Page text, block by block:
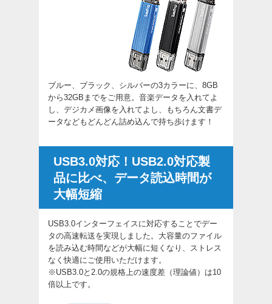
ブルー、ブラック、シルバーの3カラーに、8GB
から32GBまでをご用意。音楽データを入れてよ
し、デジカメ画像を入れてよし、もちろん文書デ
ータなどもどんどん詰め込んで持ち歩けます！
USB3.0対応！USB2.0対応製
品に比べ、データ読込時間が
大幅短縮
USB3.0インターフェイスに対応することでデー
タの高速転送を実現しました。大容量のファイル
を読み込む時間などが大幅に短くなり、ストレス
なく快適にご使用いただけます。
※USB3.0と2.0の規格上の速度差（理論値）は10
倍以上です。